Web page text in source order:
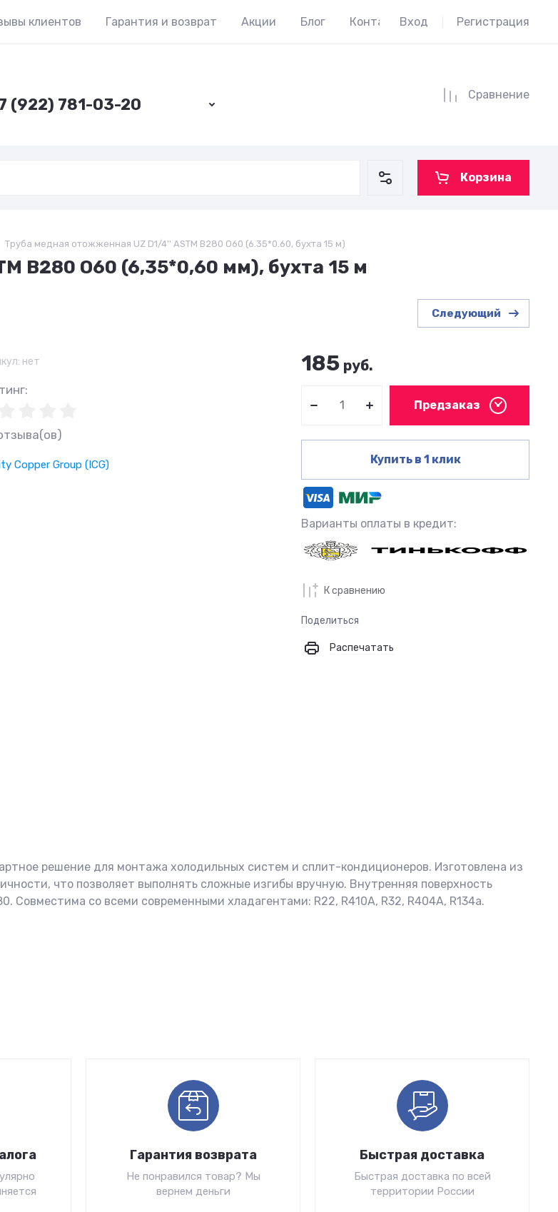
клиентов Гарантия и возврат Акции Блог КонтактыВход Регистрация
(922) 781-03-20
Сравнение
Корзина
Труба медная отожженная UZ D1/4'' ASTM B280 O60 (6.35*0.60, бухта 15 м)
B280 O60 (6,35*0,60 мм), бухта 15 м
Следующий
нет
:
Copper Group (ICG)
185 руб.
Предзаказ
Купить в 1 клик
Варианты оплаты в кредит:
К сравнению
Поделиться
Распечатать
решение для монтажа холодильных систем и сплит-кондиционеров. Изготовлена из
что позволяет выполнять сложные изгибы вручную. Внутренняя поверхность
Совместима со всеми современными хладагентами: R22, R410A, R32, R404A, R134a.
Гарантия возврата
Не понравился товар? Мы
вернем деньги
Быстрая доставка
Быстрая доставка по всей
территории России